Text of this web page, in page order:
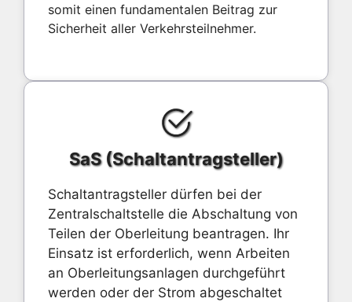
somit einen fundamentalen Beitrag zur
Sicherheit aller Verkehrsteilnehmer.
SaS (Schaltantragsteller)
Schaltantragsteller dürfen bei der
Zentralschaltstelle die Abschaltung von
Teilen der Oberleitung beantragen. Ihr
Einsatz ist erforderlich, wenn Arbeiten
an Oberleitungsanlagen durchgeführt
werden oder der Strom abgeschaltet